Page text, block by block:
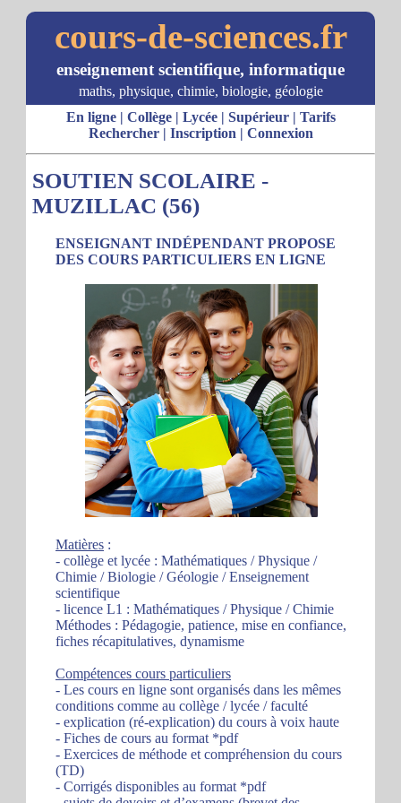
cours-de-sciences.fr
enseignement scientifique, informatique
maths, physique, chimie, biologie, géologie
En ligne| Collège| Lycée| Supérieur| Tarifs
Rechercher| Inscription | Connexion
SOUTIEN SCOLAIRE -
MUZILLAC (56)
ENSEIGNANT INDÉPENDANT PROPOSE
DES COURS PARTICULIERS EN LIGNE
Matières :
- collège et lycée : Mathématiques / Physique /
Chimie / Biologie / Géologie / Enseignement
scientifique
- licence L1 : Mathématiques / Physique / Chimie
Méthodes : Pédagogie, patience, mise en confiance,
fiches récapitulatives, dynamisme
Compétences cours particuliers
- Les cours en ligne sont organisés dans les mêmes
conditions comme au collège / lycée / faculté
- explication (ré-explication) du cours à voix haute
- Fiches de cours au format *pdf
- Exercices de méthode et compréhension du cours
(TD)
- Corrigés disponibles au format *pdf